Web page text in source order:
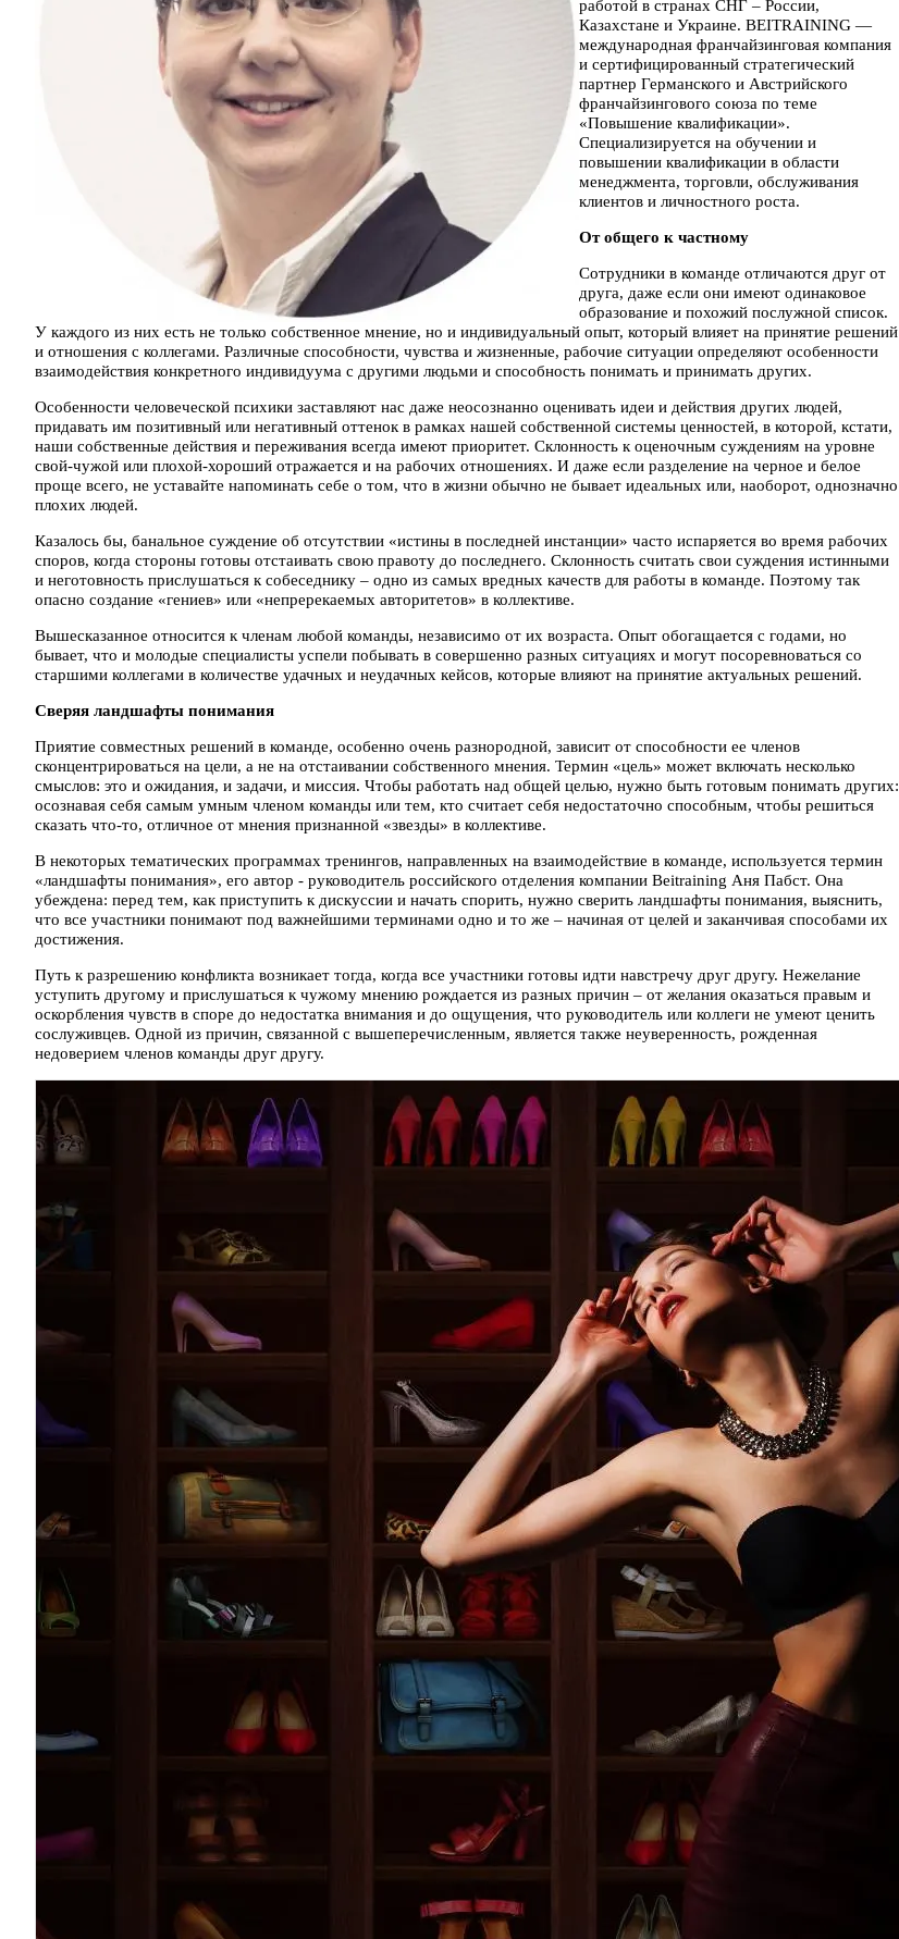
работой в странах СНГ – России,
Казахстане и Украине. BEITRAINING —
международная франчайзинговая компания
и сертифицированный стратегический
партнер Германского и Австрийского
франчайзингового союза по теме
«Повышение квалификации».
Специализируется на обучении и
повышении квалификации в области
менеджмента, торговли, обслуживания
клиентов и личностного роста.
От общего к частному
Сотрудники в команде отличаются друг от
друга, даже если они имеют одинаковое
образование и похожий послужной список.
У каждого из них есть не только собственное мнение, но и индивидуальный опыт, который влияет на принятие решений
и отношения с коллегами. Различные способности, чувства и жизненные, рабочие ситуации определяют особенности
взаимодействия конкретного индивидуума с другими людьми и способность понимать и принимать других.
Особенности человеческой психики заставляют нас даже неосознанно оценивать идеи и действия других людей,
придавать им позитивный или негативный оттенок в рамках нашей собственной системы ценностей, в которой, кстати,
наши собственные действия и переживания всегда имеют приоритет. Склонность к оценочным суждениям на уровне
свой-чужой или плохой-хороший отражается и на рабочих отношениях. И даже если разделение на черное и белое
проще всего, не уставайте напоминать себе о том, что в жизни обычно не бывает идеальных или, наоборот, однозначно
плохих людей.
Казалось бы, банальное суждение об отсутствии «истины в последней инстанции» часто испаряется во время рабочих
споров, когда стороны готовы отстаивать свою правоту до последнего. Склонность считать свои суждения истинными
и неготовность прислушаться к собеседнику – одно из самых вредных качеств для работы в команде. Поэтому так
опасно создание «гениев» или «непререкаемых авторитетов» в коллективе.
Вышесказанное относится к членам любой команды, независимо от их возраста. Опыт обогащается с годами, но
бывает, что и молодые специалисты успели побывать в совершенно разных ситуациях и могут посоревноваться со
старшими коллегами в количестве удачных и неудачных кейсов, которые влияют на принятие актуальных решений.
Сверяя ландшафты понимания
Приятие совместных решений в команде, особенно очень разнородной, зависит от способности ее членов
сконцентрироваться на цели, а не на отстаивании собственного мнения. Термин «цель» может включать несколько
смыслов: это и ожидания, и задачи, и миссия. Чтобы работать над общей целью, нужно быть готовым понимать других:
осознавая себя самым умным членом команды или тем, кто считает себя недостаточно способным, чтобы решиться
сказать что-то, отличное от мнения признанной «звезды» в коллективе.
В некоторых тематических программах тренингов, направленных на взаимодействие в команде, используется термин
«ландшафты понимания», его автор - руководитель российского отделения компании Beitraining Аня Пабст. Она
убеждена: перед тем, как приступить к дискуссии и начать спорить, нужно сверить ландшафты понимания, выяснить,
что все участники понимают под важнейшими терминами одно и то же – начиная от целей и заканчивая способами их
достижения.
Путь к разрешению конфликта возникает тогда, когда все участники готовы идти навстречу друг другу. Нежелание
уступить другому и прислушаться к чужому мнению рождается из разных причин – от желания оказаться правым и
оскорбления чувств в споре до недостатка внимания и до ощущения, что руководитель или коллеги не умеют ценить
сослуживцев. Одной из причин, связанной с вышеперечисленным, является также неуверенность, рожденная
недоверием членов команды друг другу.